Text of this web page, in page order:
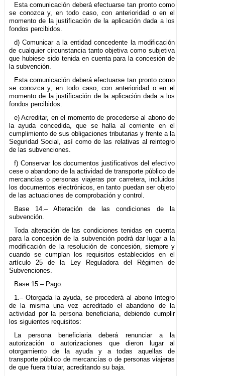
Esta comunicación deberá efectuarse tan pronto como
se conozca y, en todo caso, con anterioridad o en el
momento de la justificación de la aplicación dada a los
fondos percibidos.
d) Comunicar a la entidad concedente la modificación
de cualquier circunstancia tanto objetiva como subjetiva
que hubiese sido tenida en cuenta para la concesión de
la subvención.
Esta comunicación deberá efectuarse tan pronto como
se conozca y, en todo caso, con anterioridad o en el
momento de la justificación de la aplicación dada a los
fondos percibidos.
e) Acreditar, en el momento de procederse al abono de
la ayuda concedida, que se halla al corriente en el
cumplimiento de sus obligaciones tributarias y frente a la
Seguridad Social, así como de las relativas al reintegro
de las subvenciones.
f) Conservar los documentos justificativos del efectivo
cese o abandono de la actividad de transporte público de
mercancías o personas viajeras por carretera, incluidos
los documentos electrónicos, en tanto puedan ser objeto
de las actuaciones de comprobación y control.
Base 14.– Alteración de las condiciones de la
subvención.
Toda alteración de las condiciones tenidas en cuenta
para la concesión de la subvención podrá dar lugar a la
modificación de la resolución de concesión, siempre y
cuando se cumplan los requisitos establecidos en el
artículo 25 de la Ley Reguladora del Régimen de
Subvenciones.
Base 15.– Pago.
1.– Otorgada la ayuda, se procederá al abono íntegro
de la misma una vez acreditado el abandono de la
actividad por la persona beneficiaria, debiendo cumplir
los siguientes requisitos:
La persona beneficiaria deberá renunciar a la
autorización o autorizaciones que dieron lugar al
otorgamiento de la ayuda y a todas aquellas de
transporte público de mercancías o de personas viajeras
de que fuera titular, acreditando su baja.